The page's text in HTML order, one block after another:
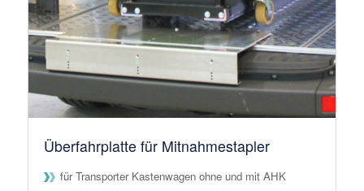
Überfahrplatte für Mitnahmestapler
für Transporter Kastenwagen ohne und mit AHK